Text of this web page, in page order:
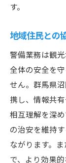
コミ
身体
警備
継続
警備の
沼田市の
警
給与
す。
地域住民との
警備業務は観
全体の安全を
せん。群馬県
携し、情報共
相互理解を深
の治安を維持
ながります。
で、より効果